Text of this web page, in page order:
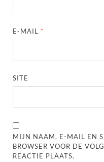
E-MAIL *
SITE
MIJN NAAM, E-MAIL EN
BROWSER VOOR DE
REACTIE PLAATS.